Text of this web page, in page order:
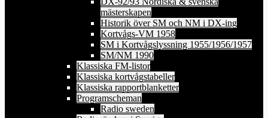
mästerskapen
Historik över SM och NM i DX-ing
Kortvågs-VM 1958
SM i Kortvågslyssning 1955/1956/1957
SM/NM 1990
Klassiska FM-listor
Klassiska kortvågstabeller
Klassiska rapportblanketter
Programscheman
Radio sweden